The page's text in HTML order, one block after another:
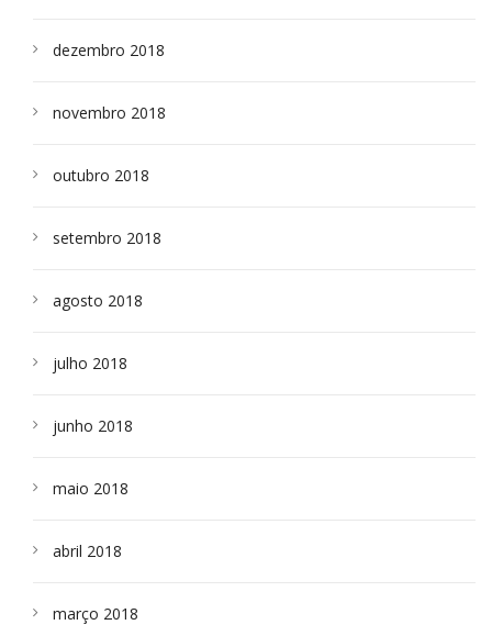
dezembro 2018
novembro 2018
outubro 2018
setembro 2018
agosto 2018
julho 2018
junho 2018
maio 2018
abril 2018
março 2018